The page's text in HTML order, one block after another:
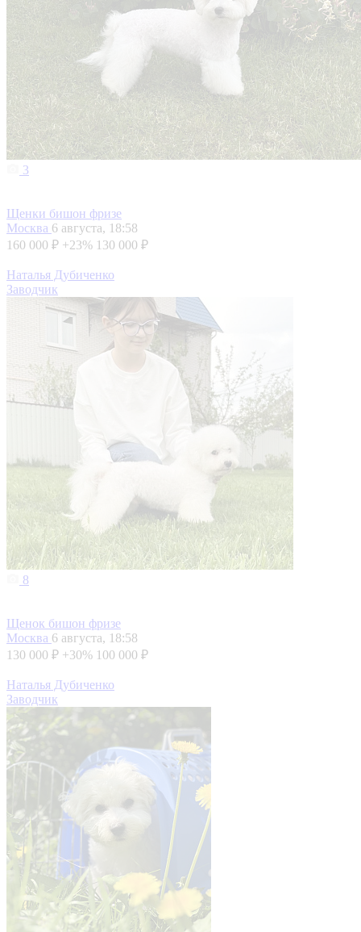
3
Щенки бишон фризе
Москва 6 августа, 18:58
160 000 ₽ +23% 130 000 ₽
Наталья Дубиченко
Заводчик
8
Щенок бишон фризе
Москва 6 августа, 18:58
130 000 ₽ +30% 100 000 ₽
Наталья Дубиченко
Заводчик